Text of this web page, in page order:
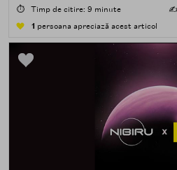
care îți place, de fapt, să
atingând, comparând, întrebând.
⏱️ Timp de citire: 9 minute ✍️
1 persoana apreciază acest articol